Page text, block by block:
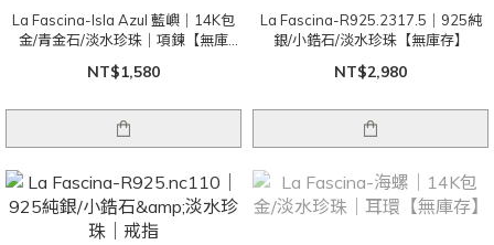
La Fascina-Isla Azul 藍嶼｜14K包
金/青金石/淡水珍珠｜項鍊【無庫
NT$1,580
La Fascina-R925.2317.5｜925純
銀/小鋯石/淡水珍珠【無庫存】
NT$2,980